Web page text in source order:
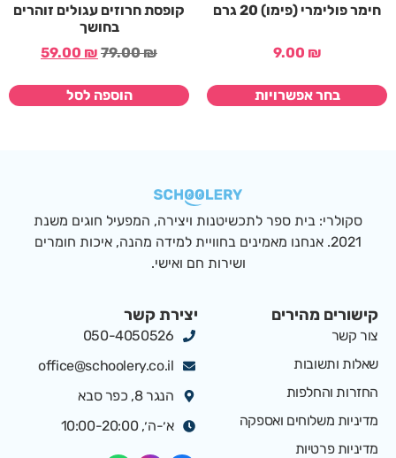
חימר פולימרי (פימו) 20 גרם
9.00 ₪
בחר אפשרויות
קופסת חרוזים עגולים זוהרים
בחושך
79.00₪
59.00 ₪
הוספה לסל
סקולרי: בית ספר לתכשיטנות ויצירה, המפעיל חוגים משנת
2021. אנחנו מאמינים בחוויית למידה מהנה, איכות חומרים
ושירות חם ואישי.
קישורים מהירים
צור קשר
שאלות ותשובות
החזרות והחלפות
מדיניות משלוחים ואספקה
מדיניות פרטיות
יצירת קשר
050-4050526
office@schoolery.co.il
הנגר 8, כפר סבא
א׳-ה׳, 10:00-20:00